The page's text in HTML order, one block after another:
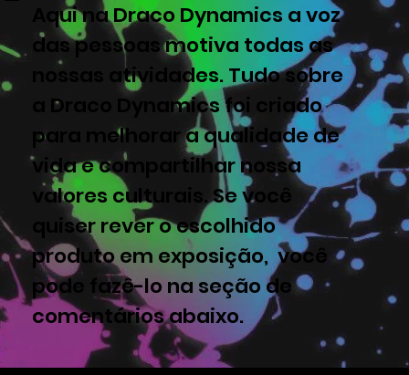
Aqui na Draco Dynamics a voz
das pessoas motiva todas as
nossas atividades. Tudo sobre
a Draco Dynamics foi criado
para melhorar a qualidade de
vida e compartilhar nossa
valores culturais. Se você
quiser rever o escolhido
produto em exposição, você
pode fazê-lo na seção de
comentários abaixo.